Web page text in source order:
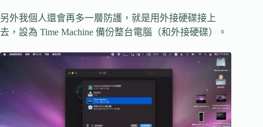
另外我個人還會再多一層防護，就是用外接硬碟接上
去，設為 Time Machine 備份整台電腦（和外接硬碟）。